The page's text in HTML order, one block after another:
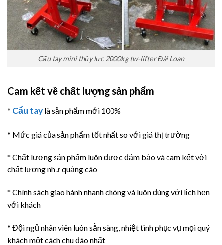
Cẩu tay mini thủy lực 2000kg tw-lifter Đài Loan
Cam kết về chất lượng sản phẩm
* Cẩu tay là sản phẩm mới 100%
* Mức giá của sản phẩm tốt nhất so với giá thị trường
* Chất lượng sản phẩm luôn được đảm bảo và cam kết với
chất lương như quảng cáo
* Chính sách giao hành nhanh chóng và luôn đúng với lịch hẹn
với khách
* Đội ngủ nhân viên luôn sẵn sàng, nhiệt tình phục vụ mọi quý
khách một cách chu đáo nhất